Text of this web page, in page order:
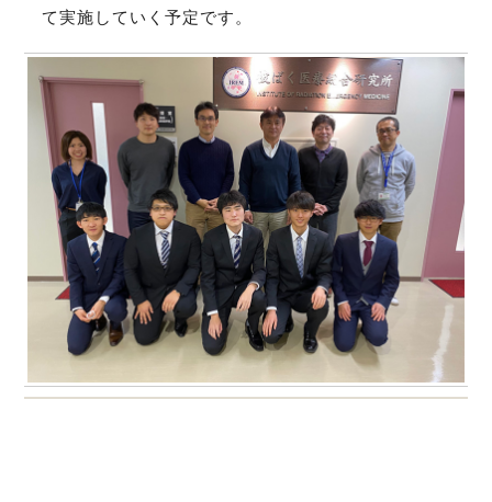
て実施していく予定です。